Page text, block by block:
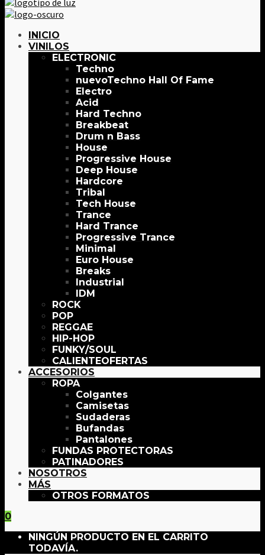
INICIO
VINILOS
ELECTRONIC
Techno
Techno Hall Of Fame
Electro
Acid
Hard Techno
Breakbeat
Drum n Bass
House
Progressive House
Deep House
Hardcore
Tribal
Tech House
Trance
Hard Trance
Progressive Trance
Minimal
Euro House
Breaks
Industrial
IDM
ROCK
POP
REGGAE
HIP-HOP
FUNKY/SOUL
OFERTAS
ACCESORIOS
ROPA
Colgantes
Camisetas
Sudaderas
Bufandas
Pantalones
FUNDAS PROTECTORAS
PATINADORES
NOSOTROS
MÁS
OTROS FORMATOS
0
NINGÚN PRODUCTO EN EL CARRITO
TODAVÍA.